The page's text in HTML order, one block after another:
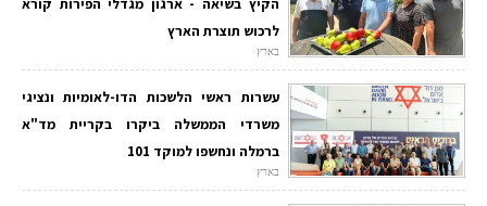
לרכוש תוצרת הארץ
בארץ
עשרות ראשי הלשכות הדו-לאומיות ונציגי
משרדי הממשלה ביקרו בקריית מד"א
ברמלה ונחשפו למוקד 101
בארץ